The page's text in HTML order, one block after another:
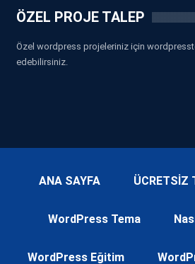
ÖZEL PROJE TALEP
Özel wordpress projeleriniz için
edebilirsiniz.
ANA SAYFA ÜCRETSİZ
WordPress Tema
WordPress Eğitim